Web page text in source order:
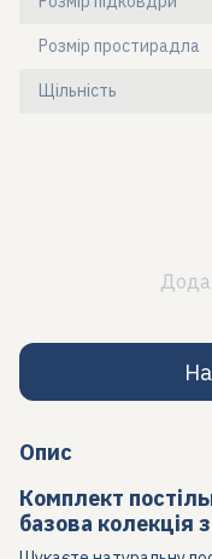
Розмір простирадла
Щільність
Опис
Комплект
базова колекція